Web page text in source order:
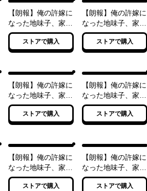
【朗報】俺の許嫁に
なった地味子、家で
は可愛いしかない。
ストアで購入
【朗報】俺の許嫁に
なった地味子、家で
は可愛いしかない。
ストアで購入
【朗報】俺の許嫁に
なった地味子、家で
は可愛いしかない。
ストアで購入
【朗報】俺の許嫁に
なった地味子、家で
は可愛いしかない。
ストアで購入
【朗報】俺の許嫁に
なった地味子、家で
は可愛いしかない。
ストアで購入
【朗報】俺の許嫁に
なった地味子、家で
は可愛いしかない。
ストアで購入